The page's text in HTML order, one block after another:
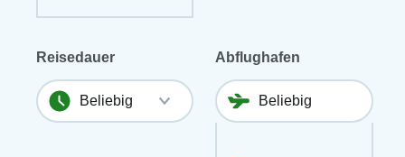
Reisedauer Abflughafen